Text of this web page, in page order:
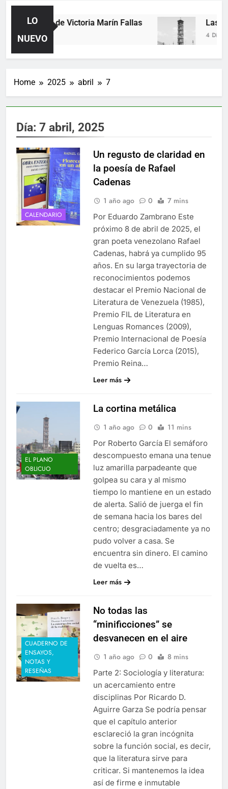
LO
NUEVO
Poemas de Victoria Marín Fallas
2 Días Ago
Las
4 Días Ago
Home 2025 abril 7
Día: 7 abril, 2025
CALENDARIO
Un regusto de claridad en
la poesía de Rafael
Cadenas
1 año ago 0 7 mins
Por Eduardo Zambrano Este
próximo 8 de abril de 2025, el
gran poeta venezolano Rafael
Cadenas, habrá ya cumplido 95
años. En su larga trayectoria de
reconocimientos podemos
destacar el Premio Nacional de
Literatura de Venezuela (1985),
Premio FIL de Literatura en
Lenguas Romances (2009),
Premio Internacional de Poesía
Federico García Lorca (2015),
Premio Reina…
Leer más
EL PLANO
OBLICUO
La cortina metálica
1 año ago 0 11 mins
Por Roberto García El semáforo
descompuesto emana una tenue
luz amarilla parpadeante que
golpea su cara y al mismo
tiempo lo mantiene en un estado
de alerta. Salió de juerga el fin
de semana hacia los bares del
centro; desgraciadamente ya no
pudo volver a casa. Se
encuentra sin dinero. El camino
de vuelta es…
Leer más
CUADERNO DE
ENSAYOS,
NOTAS Y
RESEÑAS
No todas las
“minificciones” se
desvanecen en el aire
1 año ago 0 8 mins
Parte 2: Sociología y literatura:
un acercamiento entre
disciplinas Por Ricardo D.
Aguirre Garza Se podría pensar
que el capítulo anterior
esclareció la gran incógnita
sobre la función social, es decir,
que la literatura sirve para
criticar. Si mantenemos la idea
así de firme e inmutable